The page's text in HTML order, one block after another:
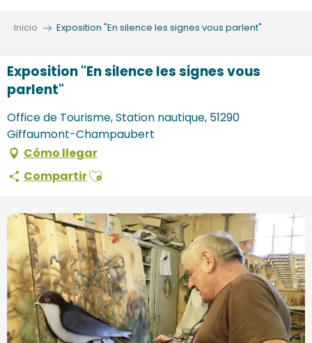
Inicio Exposition "En silence les signes vous parlent"
Exposition "En silence les signes vous
parlent"
Office de Tourisme, Station nautique, 51290
Giffaumont-Champaubert
Cómo llegar
CompartirAjouter aux favoris